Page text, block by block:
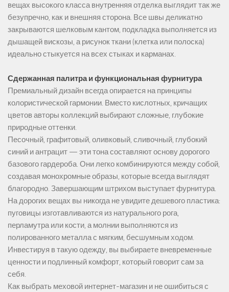
вещах высокого класса внутренняя отделка выглядит так же
безупречно, как и внешняя сторона. Все швы деликатно
закрываются шелковым кантом, подкладка выполняется из
дышащей вискозы, а рисунок ткани (клетка или полоска)
идеально стыкуется на всех стыках и карманах.
Сдержанная палитра и функциональная фурнитура
Премиальный дизайн всегда опирается на принципы
колористической гармонии. Вместо кислотных, кричащих
цветов авторы коллекций выбирают сложные, глубокие
природные оттенки.
Песочный, графитовый, оливковый, сливочный, глубокий
синий и антрацит — эти тона составляют основу дорогого
базового гардероба. Они легко комбинируются между собой,
создавая монохромные образы, которые всегда выглядят
благородно. Завершающим штрихом выступает фурнитура.
На дорогих вещах вы никогда не увидите дешевого пластика:
пуговицы изготавливаются из натурального рога,
перламутра или кости, а молнии выполняются из
полированного металла с мягким, бесшумным ходом.
Инвестируя в такую одежду, вы выбираете вневременные
ценности и подлинный комфорт, который говорит сам за
себя.
Как выбрать меховой интернет-магазин и не ошибиться с